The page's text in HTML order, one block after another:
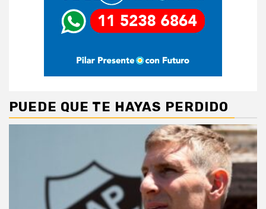
PUEDE QUE TE HAYAS PERDIDO